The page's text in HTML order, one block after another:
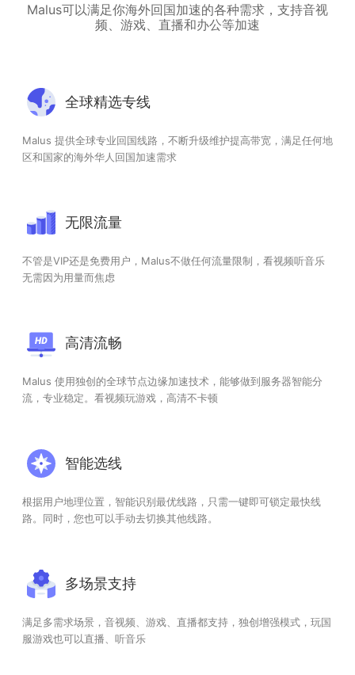
Malus可以满足你海外回国加速的各种需求，支持音视
频、游戏、直播和办公等加速
全球精选专线
Malus 提供全球专业回国线路，不断升级维护提高带宽，满足任何地
区和国家的海外华人回国加速需求
无限流量
不管是VIP还是免费用户，Malus不做任何流量限制，看视频听音乐
无需因为用量而焦虑
高清流畅
Malus 使用独创的全球节点边缘加速技术，能够做到服务器智能分
流，专业稳定。看视频玩游戏，高清不卡顿
智能选线
根据用户地理位置，智能识别最优线路，只需一键即可锁定最快线
路。同时，您也可以手动去切换其他线路。
多场景支持
满足多需求场景，音视频、游戏、直播都支持，独创增强模式，玩国
服游戏也可以直播、听音乐